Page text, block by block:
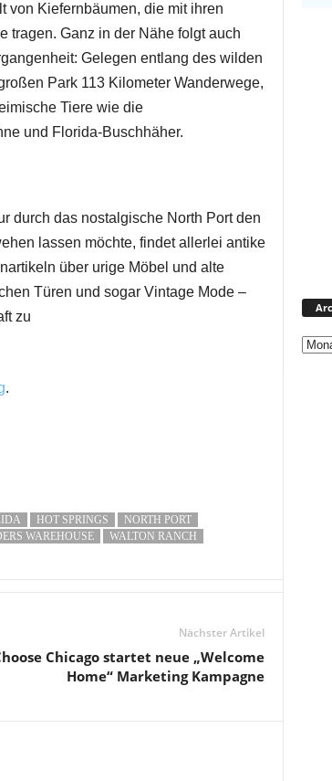
von Kiefernbäumen, die mit ihren
tragen. Ganz in der Nähe folgt auch
Gelegen entlang des wilden
Park 113 Kilometer Wanderwege,
Tiere wie die
und Florida-Buschhäher.
durch das nostalgische North Port den
lassen möchte, findet allerlei antike
über urige Möbel und alte
Türen und sogar Vintage Mode –
zu
.
HOT SPRINGS
NORTH PORT
WAREHOUSE
WALTON RANCH
Nächster Artikel
Chicago startet neue „Welcome
Home“ Marketing Kampagne